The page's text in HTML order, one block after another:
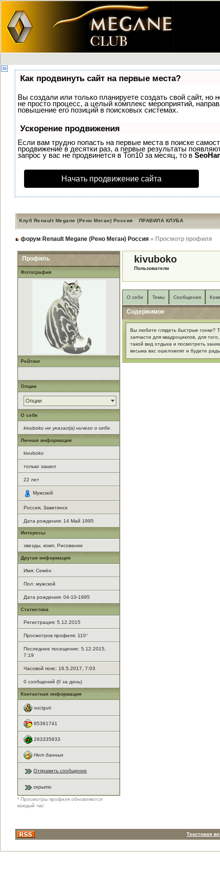
Как продвинуть сайт на первые места?
Вы создали или только планируете создать свой сайт, но
не просто процесс, а целый комплекс мероприятий,
повышение его позиций в поисковых системах.
Ускорение продвижения
Если вам трудно попасть на первые места в поиске
продвижение в десятки раз, а первые результаты
запрос у вас не продвинется в Топ10 за месяц, то в
Начать продвижение сайта
Клуб Renault Megane (Рено Меган) Россия ПРАВИЛА КЛУБА
форум Renault Megane (Рено Меган) Россия » Просмотр профиля
Профиль
Фотография
Рейтинг
Опции
Опции
О себе
kivuboko не указал(а) ничего о себе.
Личная информация
kivuboko
только зашел
22 лет
Мужской
Россия, Завитинск
Дата рождения: 14 Май 1995
Интересы
звезды, комп, Рисование
Другая информация
Имя: Семён
Пол: мужской
Дата рождения: 04-10-1995
Статистика
Регистрация: 5.12.2015
Просмотров профиля: 110*
Последнее посещение: 5.12.2015,
7:19
Часовой пояс: 16.5.2017, 7:03
0 сообщений (0 за день)
Контактная информация
vuciguti
85361741
283335833
Нет данных
Отправить сообщение
скрыто
* Просмотры профиля обновляются
каждый час
kivuboko
Пользователи
О себе Темы Сообщения
Содержимое
Вы любите глядеть быстрые гонки?
запчасти для квадроциклов, для
такой вид отдыха и посмотреть
весьма вас ошеломлят и будете
Текстовая